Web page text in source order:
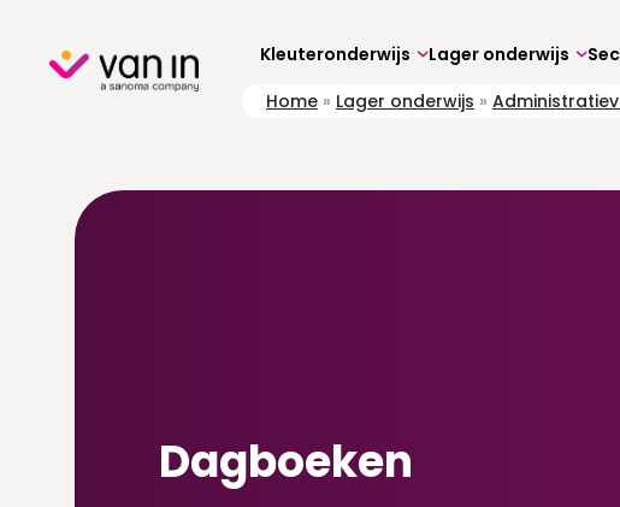
content Kleuteronderwijs Lager onderwijs
Home » Lager onderwijs »
Dagboeken